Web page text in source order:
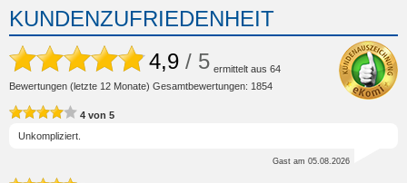
KUNDENZUFRIEDENHEIT
4,9 / 5 ermittelt aus 64
Bewertungen (letzte 12 Monate) Gesamtbewertungen: 1854
4 von 5
Unkompliziert.
Gast am 05.08.2026